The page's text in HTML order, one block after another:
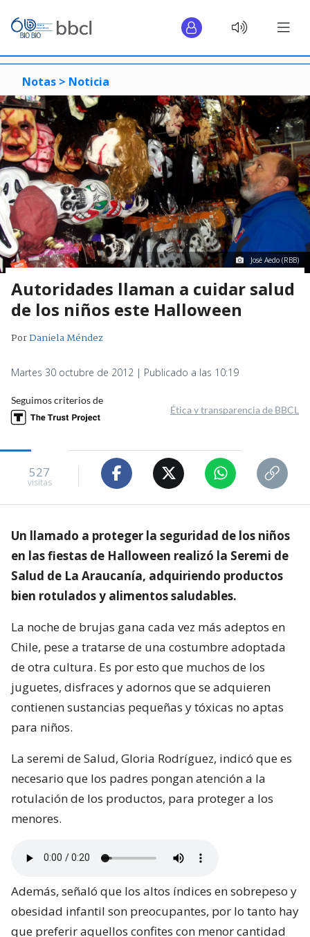
Notas > Noticia
José Aedo (RBB)
Autoridades llaman a cuidar salud
de los niños este Halloween
PorDaniela Méndez
Martes 30 octubre de 2012 | Publicado a las 10:19
Seguimos criterios de
Ética y transparencia de BBCL
527
visitas
Un llamado a proteger la seguridad de los niños
en las fiestas de Halloween realizó la Seremi de
Salud de La Araucanía, adquiriendo productos
bien rotulados y alimentos saludables.
La noche de brujas gana cada vez más adeptos en
Chile, pese a tratarse de una costumbre adoptada
de otra cultura. Es por esto que muchos de los
juguetes, disfraces y adornos que se adquieren
contienen sustancias pequeñas y tóxicas no aptas
para niños.
La seremi de Salud, Gloria Rodríguez, indicó que es
necesario que los padres pongan atención a la
rotulación de los productos, para proteger a los
menores.
Además, señaló que los altos índices en sobrepeso y
obesidad infantil son preocupantes, por lo tanto hay
que preferir aquellos confites con menor cantidad